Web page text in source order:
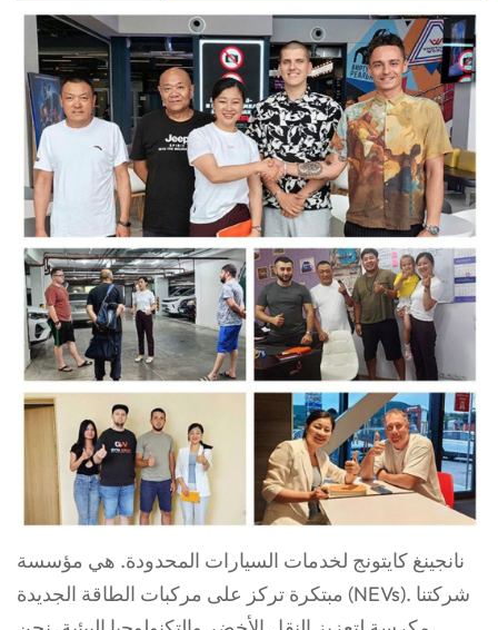
نانجينغ كايتونج لخدمات السيارات المحدودة. هي مؤسسة
مبتكرة تركز على مركبات الطاقة الجديدة (NEVs). شركتنا